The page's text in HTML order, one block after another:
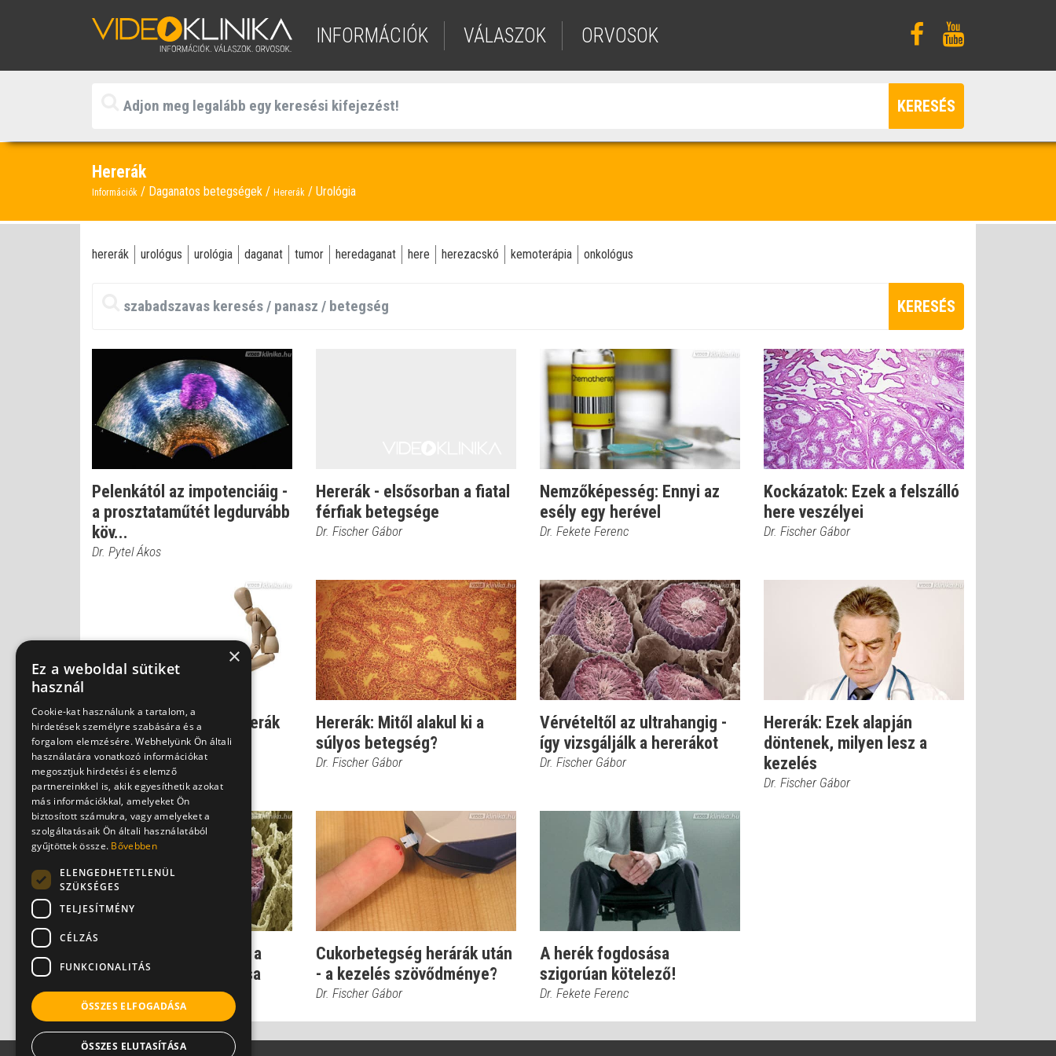
INFORMÁCIÓK VÁLASZOK ORVOSOK
KERESÉS
Hererák
Információk Daganatos betegségek Hererák Urológia
hererák urológus urológia daganat tumor heredaganat here herezacskó kemoterápia onkológus
KERESÉS
Pelenkától az impotenciáig -
a prosztataműtét legdurvább
köv...
Dr. Pytel Ákos
Hererák - elsősorban a fiatal
férfiak betegsége
Dr. Fischer Gábor
Nemzőképesség: Ennyi az
esély egy herével
Dr. Fekete Ferenc
Kockázatok: Ezek a felszálló
here veszélyei
Dr. Fischer Gábor
Kóros fokozatok: A hererák
stádiumai
Dr. Fischer Gábor
Hererák: Mitől alakul ki a
súlyos betegség?
Dr. Fischer Gábor
Vérvételtől az ultrahangig -
így vizsgáljálk a hererákot
Dr. Fischer Gábor
Hererák: Ezek alapján
döntenek, milyen lesz a
kezelés
Dr. Fischer Gábor
Korfüggő betegség: Ez a
hererák 3 legfőbb típusa
Dr. Fischer Gábor
Cukorbetegség herárák után
- a kezelés szövődménye?
Dr. Fischer Gábor
A herék fogdosása
szigorúan kötelező!
Dr. Fekete Ferenc
×
Ez a weboldal sütiket
használ
Cookie-kat használunk a tartalom, a
hirdetések személyre szabására és a
forgalom elemzésére. Webhelyünk Ön általi
használatára vonatkozó információkat
megosztjuk hirdetési és elemző
partnereinkkel is, akik egyesíthetik azokat
más információkkal, amelyeket Ön
biztosított számukra, vagy amelyeket a
szolgáltatásaik Ön általi használatából
gyűjtöttek össze. Bővebben
ELENGEDHETETLENÜL
SZÜKSÉGES
TELJESÍTMÉNY
CÉLZÁS
FUNKCIONALITÁS
ÖSSZES ELFOGADÁSA
ÖSSZES ELUTASÍTÁSA